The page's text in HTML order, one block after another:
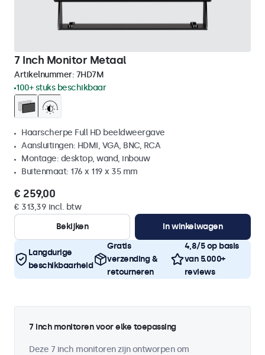
7 Inch Monitor Metaal
Artikelnummer: 7HD7M
100+ stuks beschikbaar
Haarscherpe Full HD beeldweergave
Aansluitingen: HDMI, VGA, BNC, RCA
Montage: desktop, wand, inbouw
Buitenmaat: 176 x 119 x 35 mm
€ 259,00
€ 313,39 incl. btw
Bekijken
In winkelwagen
Langdurige
beschikbaarheid
Gratis
verzending &
retourneren
4,8/5 op basis
van 5.000+
reviews
7 inch monitoren voor elke toepassing
Deze 7 inch monitoren zijn ontworpen om